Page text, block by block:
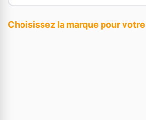
Choisissez la marque pour